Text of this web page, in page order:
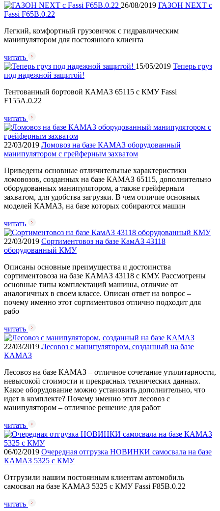
26/08/2019 ГАЗОН NEXT с
Fassi F65B.0.22
Легкий, комфортный грузовичок с гидравлическим
манипулятором для постоянного клиента
читать
15/05/2019 Теперь груз
под надежной защитой!
Тентованный бортовой КАМАЗ 65115 с КМУ Fassi
F155A.0.22
читать
22/03/2019 Ломовоз на базе КАМАЗ оборудованный
манипулятором с грейферным захватом
Приведены основные отличительные характеристики
ломовозов, созданных на базе КАМАЗ 65115, дополнительно
оборудованных манипулятором, а также грейферным
захватом, для удобства загрузки. В чем отличие основных
моделей КАМАЗ, на базе которых собираются машин
читать
22/03/2019 Сортиментовоз на базе КамАЗ 43118
оборудованный КМУ
Описаны основные преимущества и достоинства
сортиментовоза на базе КАМАЗ 43118 с КМУ. Рассмотрены
основные типы комплектаций машины, отличие от
аналогичных в своем классе. Описан ответ на вопрос –
почему именно этот сортиментовоз отлично подходит для
рабо
читать
22/03/2019 Лесовоз с манипулятором, созданный на базе
КАМАЗ
Лесовоз на базе КАМАЗ – отличное сочетание утилитарности,
невысокой стоимости и прекрасных технических данных.
Какое оборудование можно установить дополнительно, что
идет в комплекте? Почему именно этот лесовоз с
манипулятором – отличное решение для работ
читать
06/02/2019 Очередная отгрузка НОВИНКИ самосвала на базе
КАМАЗ 5325 с КМУ
Отгрузили нашим постоянным клиентам автомобиль
самосвал на базе КАМАЗ 5325 с КМУ Fassi F85B.0.22
читать